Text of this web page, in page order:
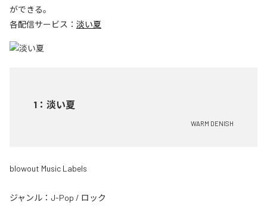
ができる。
各配信サービス： 淡い夏
1 ： 淡い夏
WARM DENISH
blowout Music Labels
ジャンル： J-Pop / ロック